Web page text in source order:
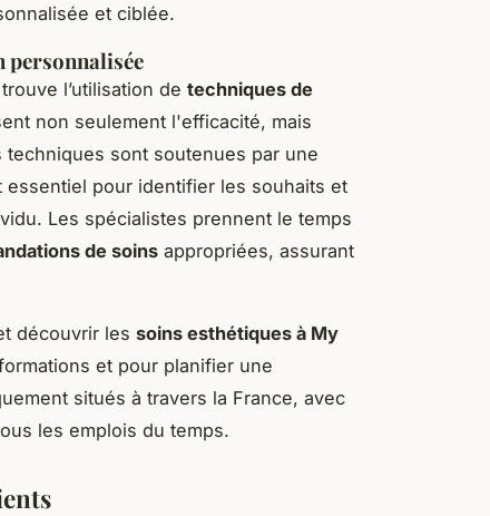
et ciblée.
personnalisée
l’utilisation de techniques de
non seulement l'efficacité, mais
sont soutenues par une
pour identifier les souhaits et
Les spécialistes prennent le temps
de soins appropriées, assurant
découvrir les soins esthétiques à My
et pour planifier une
situés à travers la France, avec
les emplois du temps.